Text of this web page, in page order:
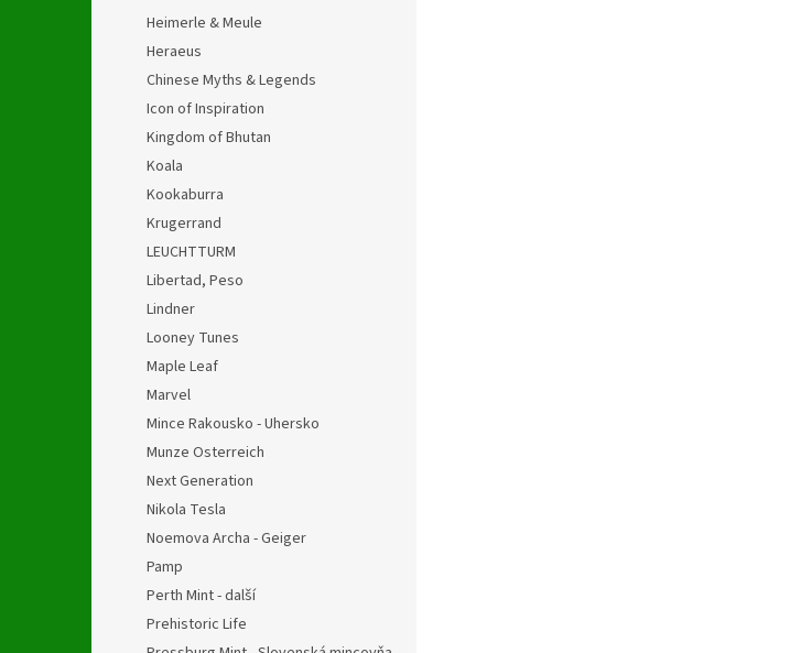
Heimerle & Meule
Heraeus
Chinese Myths & Legends
Icon of Inspiration
Kingdom of Bhutan
Koala
Kookaburra
Krugerrand
LEUCHTTURM
Libertad, Peso
Lindner
Looney Tunes
Maple Leaf
Marvel
Mince Rakousko - Uhersko
Munze Osterreich
Next Generation
Nikola Tesla
Noemova Archa - Geiger
Pamp
Perth Mint - další
Prehistoric Life